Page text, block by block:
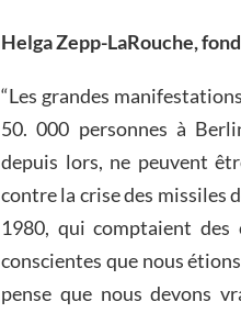
Helga Zepp-LaRouche,
“Les grandes
50. 000 personnes à
depuis lors, ne peuvent
contre la crise des missiles
1980, qui comptaient des
conscientes que nous
pense que nous devons